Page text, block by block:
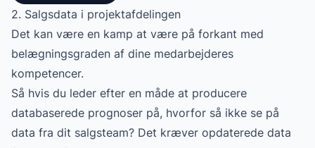
2. Salgsdata i projektafdelingen
Det kan være en kamp at være på forkant med
belægningsgraden af dine medarbejderes
kompetencer.
Så hvis du leder efter en måde at producere
databaserede prognoser på, hvorfor så ikke se på
data fra dit salgsteam? Det kræver opdaterede data